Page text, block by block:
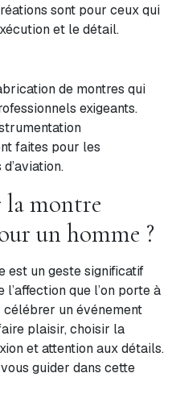
sont pour ceux qui
et le détail.
de montres qui
exigeants.
faites pour les
montre
un homme ?
est un geste significatif
que l’on porte à
célébrer un événement
plaisir, choisir la
et attention aux détails.
guider dans cette